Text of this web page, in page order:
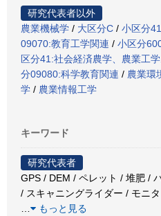
研究代表者以外
農業機械学 / 大区分C / 小区分
09070:教育工学関連 / 小区分
区分41:社会経済農学、農業工
分09080:科学教育関連 / 農業環
学 / 農業情報工学
キーワード
研究代表者
GPS / DEM / ペレット / 堆肥 /
/ スキャニングライダー / モニ
もっと見る